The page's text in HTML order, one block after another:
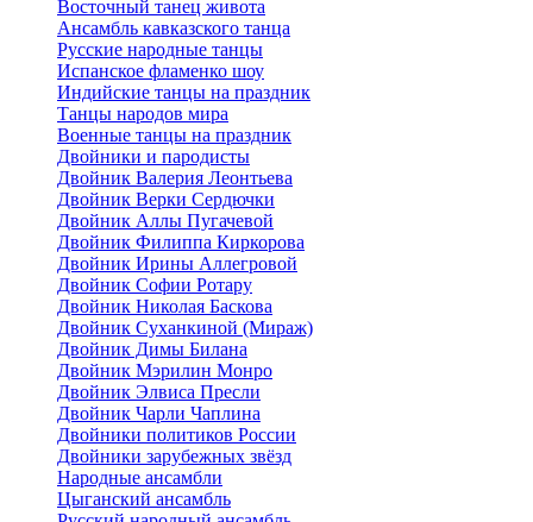
Восточный танец живота
Ансамбль кавказского танца
Русские народные танцы
Испанское фламенко шоу
Индийские танцы на праздник
Танцы народов мира
Военные танцы на праздник
Двойники и пародисты
Двойник Валерия Леонтьева
Двойник Верки Сердючки
Двойник Аллы Пугачевой
Двойник Филиппа Киркорова
Двойник Ирины Аллегровой
Двойник Софии Ротару
Двойник Николая Баскова
Двойник Суханкиной (Мираж)
Двойник Димы Билана
Двойник Мэрилин Монро
Двойник Элвиса Пресли
Двойник Чарли Чаплина
Двойники политиков России
Двойники зарубежных звёзд
Народные ансамбли
Цыганский ансамбль